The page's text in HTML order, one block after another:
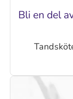
Bli en del